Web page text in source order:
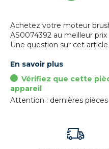
Achetez votre moteur
AS0074392 au meilleur
Une question sur cet
En savoir plus
Vérifiez que cette
appareil
Attention : dernières pièces